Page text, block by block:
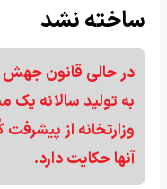
ساخته نشد
در حالی قانون جهش
به تولید سالانه یک
وزارتخانه از
آنها حکایت دارد.